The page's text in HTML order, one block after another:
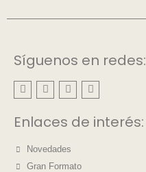
Síguenos en redes:
Enlaces de interés:
Novedades
Gran Formato